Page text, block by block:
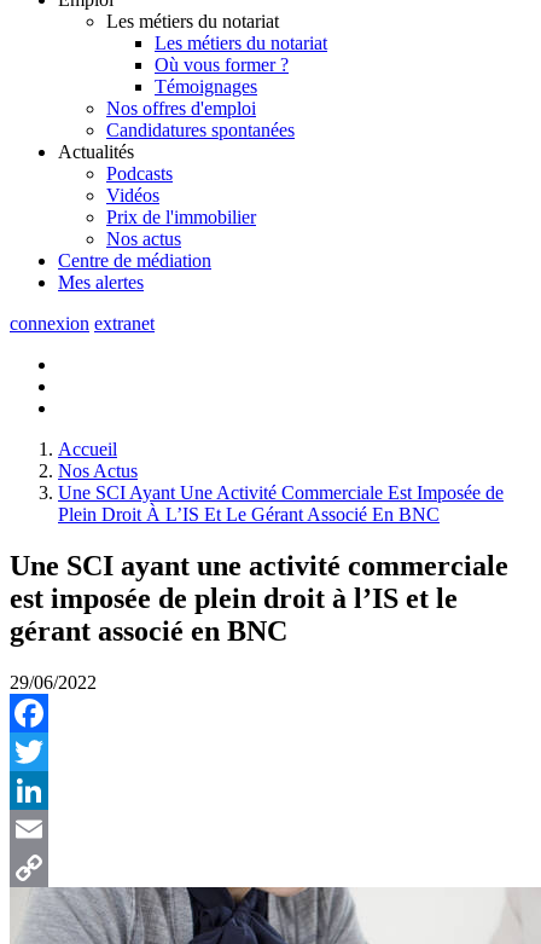
Les métiers du notariat
Les métiers du notariat
Où vous former ?
Témoignages
Nos offres d'emploi
Candidatures spontanées
Actualités
Podcasts
Vidéos
Prix de l'immobilier
Nos actus
Centre de médiation
Mes alertes
connexion extranet
Accueil
Nos Actus
Une SCI Ayant Une Activité Commerciale Est Imposée de
Plein Droit À L’IS Et Le Gérant Associé En BNC
Une SCI ayant une activité commerciale
est imposée de plein droit à l’IS et le
gérant associé en BNC
29/06/2022
Facebook
Twitter
LinkedIn
Email
Copy